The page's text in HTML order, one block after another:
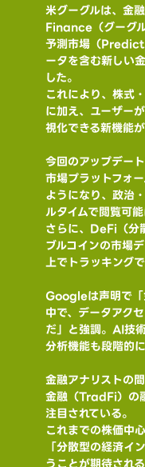
米グーグルは、金
Finance（グーグ
予測市場（
ータを含む新しい
した。
これにより、株式
に加え、ユーザー
視化できる新機能
今回のアップデー
市場プラットフォ
ようになり、政治
ルタイムで閲覧可能
さらに、DeFi（分
ブルコインの市場
上でトラッキング
Googleは声明で「
中で、データアク
だ」と強調。AI技
分析機能も段階的
金融アナリストの
金融（TradFi）の
注目されている。
これまでの株価中
「分散型の経済イ